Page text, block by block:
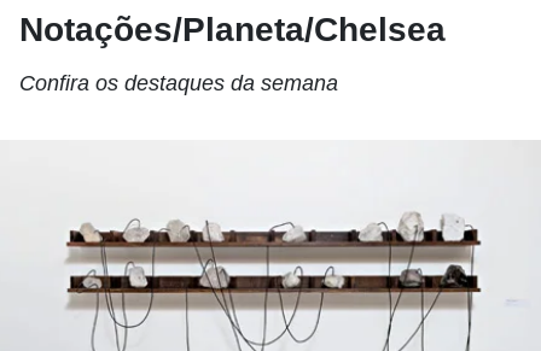
Notações/Planeta/Chelsea
Confira os destaques da semana